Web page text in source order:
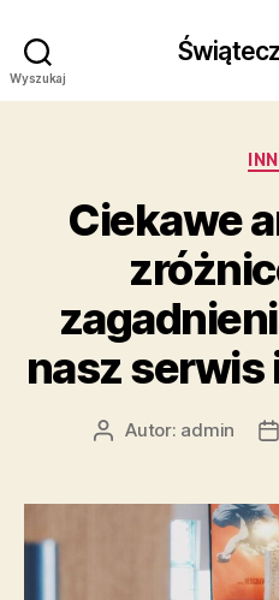
Wyszukaj
Ciekawe
nasz
AutorAutor: admin